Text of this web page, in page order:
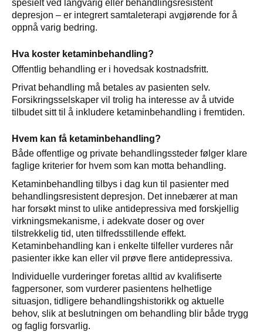
spesielt ved langvarig eller behandlingsresistent
depresjon – er integrert samtaleterapi avgjørende for å
oppnå varig bedring.
Hva koster ketaminbehandling?
Offentlig behandling er i hovedsak kostnadsfritt.
Privat behandling må betales av pasienten selv.
Forsikringsselskaper vil trolig ha interesse av å utvide
tilbudet sitt til å inkludere ketaminbehandling i fremtiden.
Hvem kan få ketaminbehandling?
Både offentlige og private behandlingssteder følger klare
faglige kriterier for hvem som kan motta behandling.
Ketaminbehandling tilbys i dag kun til pasienter med
behandlingsresistent depresjon. Det innebærer at man
har forsøkt minst to ulike antidepressiva med forskjellig
virkningsmekanisme, i adekvate doser og over
tilstrekkelig tid, uten tilfredsstillende effekt.
Ketaminbehandling kan i enkelte tilfeller vurderes når
pasienter ikke kan eller vil prøve flere antidepressiva.
Individuelle vurderinger foretas alltid av kvalifiserte
fagpersoner, som vurderer pasientens helhetlige
situasjon, tidligere behandlingshistorikk og aktuelle
behov, slik at beslutningen om behandling blir både trygg
og faglig forsvarlig.